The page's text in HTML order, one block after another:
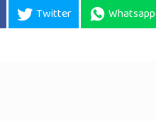
Twitter Whatsapp